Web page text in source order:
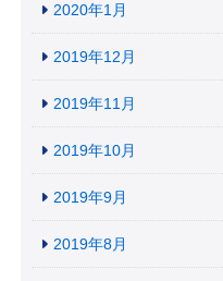
2020年1月
2019年12月
2019年11月
2019年10月
2019年9月
2019年8月